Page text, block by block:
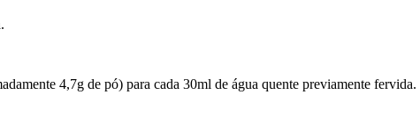
4,7g de pó) para cada 30ml de água quente previamente fervida.